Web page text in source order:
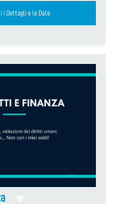
i Dettagli e le Date